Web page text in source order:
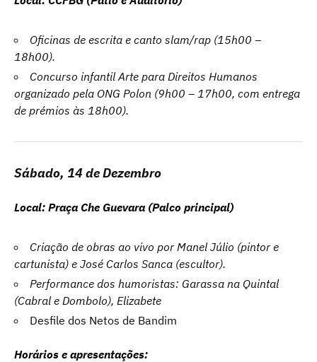
Oficinas de escrita e canto slam/rap (15h00 –
18h00).
Concurso infantil Arte para Direitos Humanos
organizado pela ONG Polon (9h00 – 17h00, com entrega
de prémios às 18h00).
Sábado, 14 de Dezembro
Local: Praça Che Guevara (Palco principal)
Criação de obras ao vivo por Manel Júlio (pintor e
cartunista) e José Carlos Sanca (escultor).
Performance dos humoristas: Garassa na Quintal
(Cabral e Dombolo), Elizabete
Desfile dos Netos de Bandim
Horários e apresentações: